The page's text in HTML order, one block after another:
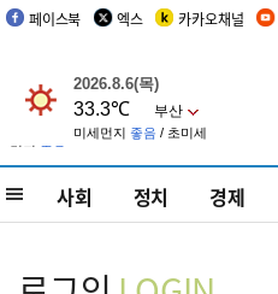
페이스북 엑스 카카오채널
사회 정치 경제